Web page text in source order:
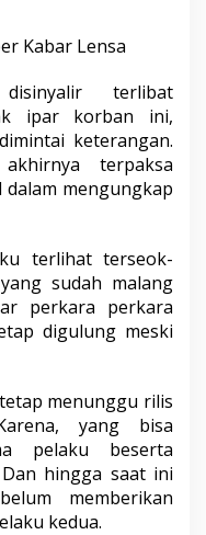
Kabar Lensa
terlibat
ipar korban ini,
keterangan.
terpaksa
mengungkap
terlihat terseok-
sudah malang
perkara perkara
digulung meski
menunggu rilis
yang bisa
pelaku beserta
hingga saat ini
memberikan
kedua.